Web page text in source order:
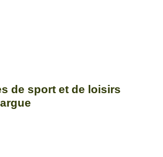
de sport et de loisirs